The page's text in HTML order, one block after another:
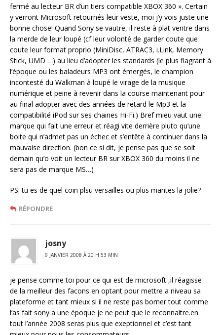
fermé au lecteur BR d’un tiers compatible XBOX 360 ». Certain
y verront Microsoft retournés leur veste, moi j’y vois juste une
bonne chose! Quand Sony se vautre, il reste à plat ventre dans
la merde de leur loupé (cf leur volonté de garder coute que
coute leur format proprio (MiniDisc, ATRAC3, i.Link, Memory
Stick, UMD …) au lieu d’adopter les standards (le plus flagrant à
l’époque ou les baladeurs MP3 ont émergés, le champion
incontesté du Walkman à loupé le virage de la musique
numérique et peine à revenir dans la course maintenant pour
au final adopter avec des années de retard le Mp3 et la
compatibilité iPod sur ses chaines Hi-Fi.) Bref mieu vaut une
marque qui fait une erreur et réagi vite derrière pluto qu’une
boite qui n’admet pas un échec et s’entête à continuer dans la
mauvaise direction. (bon ce si dit, je pense pas que se soit
demain qu’o voit un lecteur BR sur XBOX 360 du moins il ne
sera pas de marque MS…)
PS: tu es de quel coin plsu versailles ou plus mantes la jolie?
RÉPONDRE
josny
9 JANVIER 2008 À 20 H 53 MIN
je pense comme toi pour ce qui est de microsoft ,il réagisse
de la meilleur des facons en optant pour mettre a niveau sa
plateforme et tant mieux si il ne reste pas borner tout comme
l’as fait sony a une époque je ne peut que le reconnaitre.en
tout l’année 2008 seras plus que exeptionnel et c’est tant